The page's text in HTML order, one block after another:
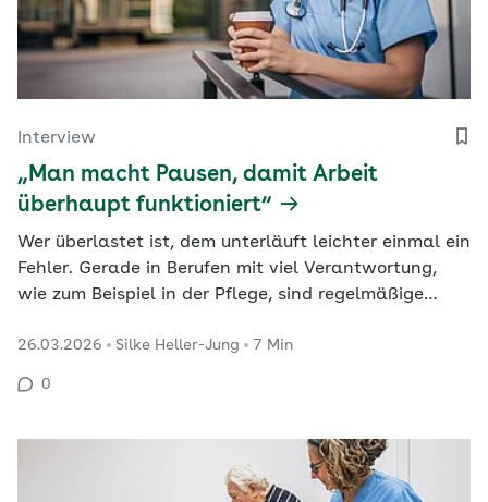
Interview
„Man macht Pausen, damit Arbeit
überhaupt funktioniert“
Wer überlastet ist, dem unterläuft leichter einmal ein
Fehler. Gerade in Berufen mit viel Verantwortung,
wie zum Beispiel in der Pflege, sind regelmäßige
Johannes Wendsche von der Bundesanstalt für
Arbeitsschutz und Arbeitssicherheit (BAuA). Eine gute
26.03.2026 Silke Heller-Jung 7 Min
0